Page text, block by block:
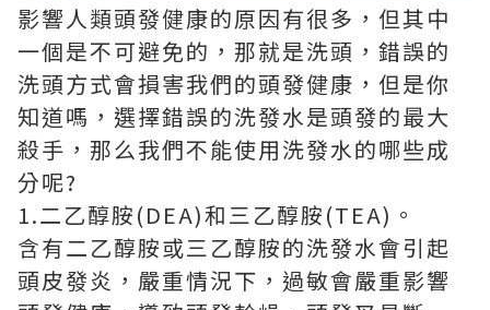
影響人類頭發健康的原因有很多，但其中
一個是不可避免的，那就是洗頭，錯誤的
洗頭方式會損害我們的頭發健康，但是你
知道嗎，選擇錯誤的洗發水是頭發的最大
殺手，那么我們不能使用洗發水的哪些成
分呢?
1.二乙醇胺(DEA)和三乙醇胺(TEA)。
含有二乙醇胺或三乙醇胺的洗發水會引起
頭皮發炎，嚴重情況下，過敏會嚴重影響